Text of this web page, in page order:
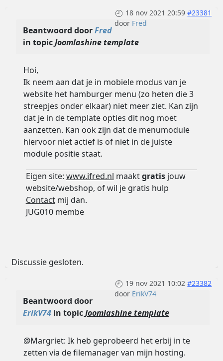
18 nov 2021 20:59 #23381
door Fred
Beantwoord doorFred
in topicJoomlashine template
Hoi,
Ik neem aan dat je in mobiele modus van je
website het hamburger menu (zo heten die 3
streepjes onder elkaar) niet meer ziet. Kan zijn
dat je in de template opties dit nog moet
aanzetten. Kan ook zijn dat de menumodule
hiervoor niet actief is of niet in de juiste
module positie staat.
Eigen site: www.ifred.nl maaktgratisjouw
website/webshop, of wil je gratis hulp
Contactmij dan.
JUG010 membe
Discussie gesloten.
19 nov 2021 10:02 #23382
door ErikV74
Beantwoord door
ErikV74in topicJoomlashine template
@Margriet: Ik heb geprobeerd het erbij in te
zetten via de filemanager van mijn hosting.